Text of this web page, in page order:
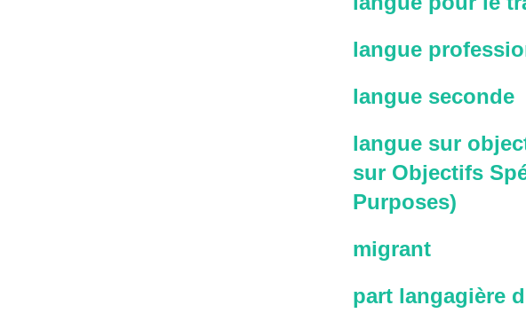
langue
langue seconde
langue sur
sur Objectifs
Purposes)
migrant
part langagière